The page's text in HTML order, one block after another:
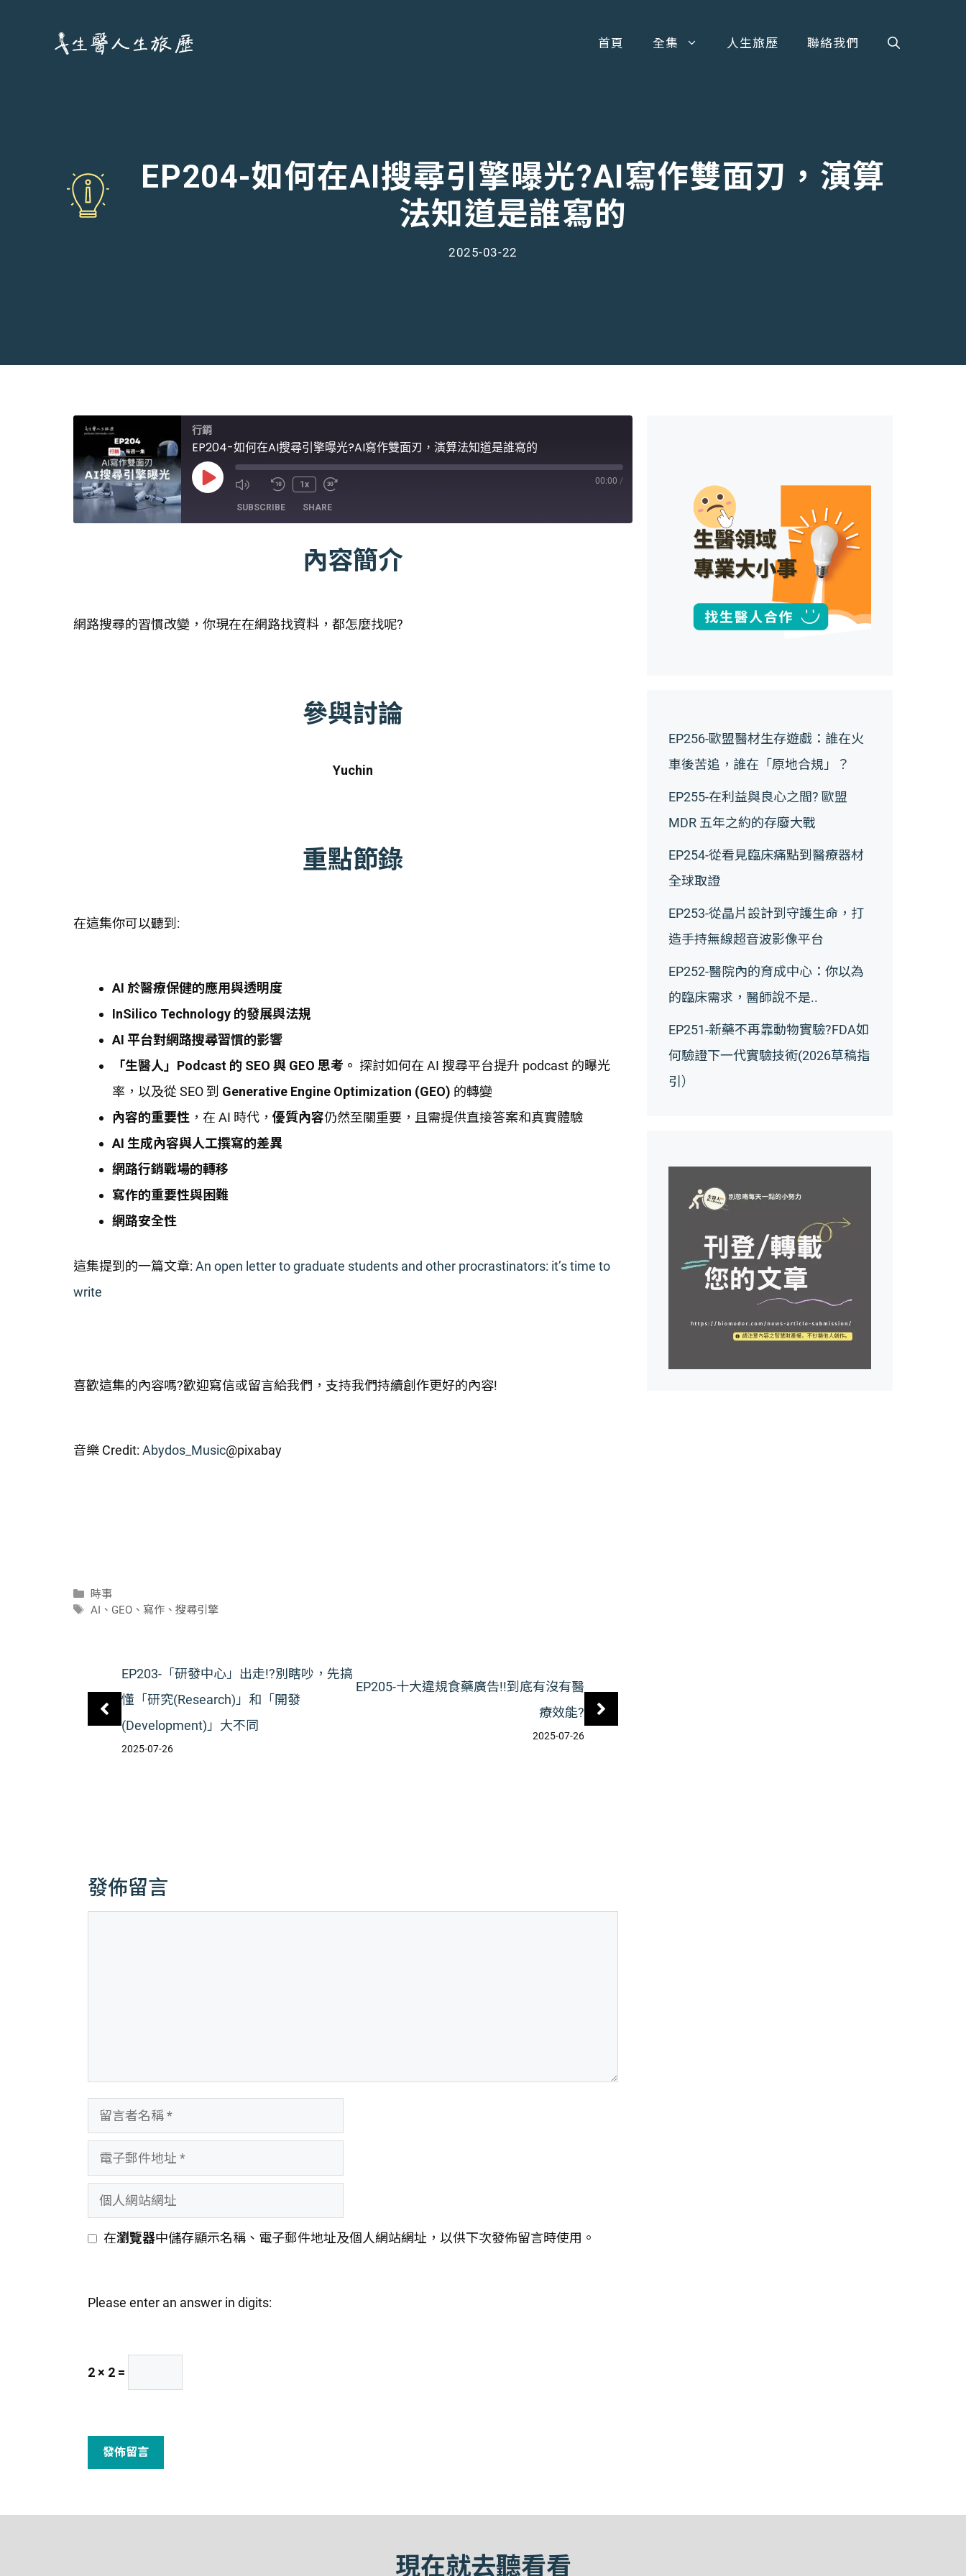
首頁 全集 人生旅歷 聯絡我們
EP204-如何在AI搜尋引擎曝光?AI寫作雙面刃，演算
法知道是誰寫的
2025-03-22
行銷
EP204-如何在AI搜尋引擎曝光?AI寫作雙面刃，演算法知道是誰寫的
Play
Episode
1x 00:00 /
SUBSCRIBE SHARE
內容簡介
網路搜尋的習慣改變，你現在在網路找資料，都怎麼找呢?
參與討論
Yuchin
重點節錄
在這集你可以聽到:
AI 於醫療保健的應用與透明度
InSilico Technology 的發展與法規
AI 平台對網路搜尋習慣的影響
「生醫人」Podcast 的 SEO 與 GEO 思考。 探討如何在 AI 搜尋平台提升 podcast 的曝光
率，以及從 SEO 到 Generative Engine Optimization (GEO) 的轉變
內容的重要性 ，在 AI 時代， 優質內容仍然至關重要，且需提供直接答案和真實體驗
AI 生成內容與人工撰寫的差異
網路行銷戰場的轉移
寫作的重要性與困難
網路安全性
這集提到的一篇文章: An open letter to graduate students and other procrastinators: it’s time to
write
喜歡這集的內容嗎?歡迎寫信或留言給我們，支持我們持續創作更好的內容!
音樂 Credit: Abydos_Music@pixabay
分
類
時事
標
AI 、 GEO 、 寫作 、搜尋引擎
EP203-「研發中心」出走!?別瞎吵，先搞
懂「研究(Research)」和「開發
(Development)」大不同
2025-07-26
EP205-十大違規食藥廣告!!到底有沒有醫
療效能?
2025-07-26
發佈留言
言
名
子
郵
人
網
網
在瀏覽器中儲存顯示名稱、電子郵件地址及個人網站網址，以供下次發佈留言時使用。
Please enter an answer in digits:
2 × 2 =
EP256-歐盟醫材生存遊戲：誰在火
車後苦追，誰在「原地合規」？
EP255-在利益與良心之間? 歐盟
MDR 五年之約的存廢大戰
EP254-從看見臨床痛點到醫療器材
全球取證
EP253-從晶片設計到守護生命，打
造手持無線超音波影像平台
EP252-醫院內的育成中心：你以為
的臨床需求，醫師說不是..
EP251-新藥不再靠動物實驗?FDA如
何驗證下一代實驗技術(2026草稿指
引）
現在就去聽看看